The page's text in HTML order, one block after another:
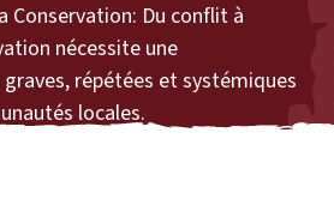
Conservation: Du conflit à
nécessite une
répétées et systémiques
locales.